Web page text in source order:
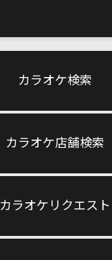
カラオケ検索
カラオケ店舗検索
カラオケリクエスト